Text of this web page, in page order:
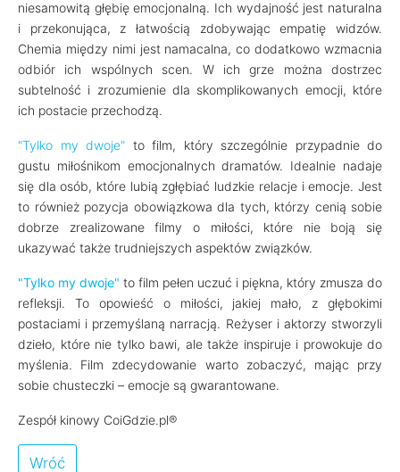
niesamowitą głębię emocjonalną. Ich wydajność jest naturalna
i przekonująca, z łatwością zdobywając empatię widzów.
Chemia między nimi jest namacalna, co dodatkowo wzmacnia
odbiór ich wspólnych scen. W ich grze można dostrzec
subtelność i zrozumienie dla skomplikowanych emocji, które
ich postacie przechodzą.
"Tylko my dwoje" to film, który szczególnie przypadnie do
gustu miłośnikom emocjonalnych dramatów. Idealnie nadaje
się dla osób, które lubią zgłębiać ludzkie relacje i emocje. Jest
to również pozycja obowiązkowa dla tych, którzy cenią sobie
dobrze zrealizowane filmy o miłości, które nie boją się
ukazywać także trudniejszych aspektów związków.
"Tylko my dwoje" to film pełen uczuć i piękna, który zmusza do
refleksji. To opowieść o miłości, jakiej mało, z głębokimi
postaciami i przemyślaną narracją. Reżyser i aktorzy stworzyli
dzieło, które nie tylko bawi, ale także inspiruje i prowokuje do
myślenia. Film zdecydowanie warto zobaczyć, mając przy
sobie chusteczki – emocje są gwarantowane.
Zespół kinowy CoiGdzie.pl®
Wróć